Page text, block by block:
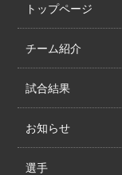
トップページ
チーム紹介
試合結果
お知らせ
選手